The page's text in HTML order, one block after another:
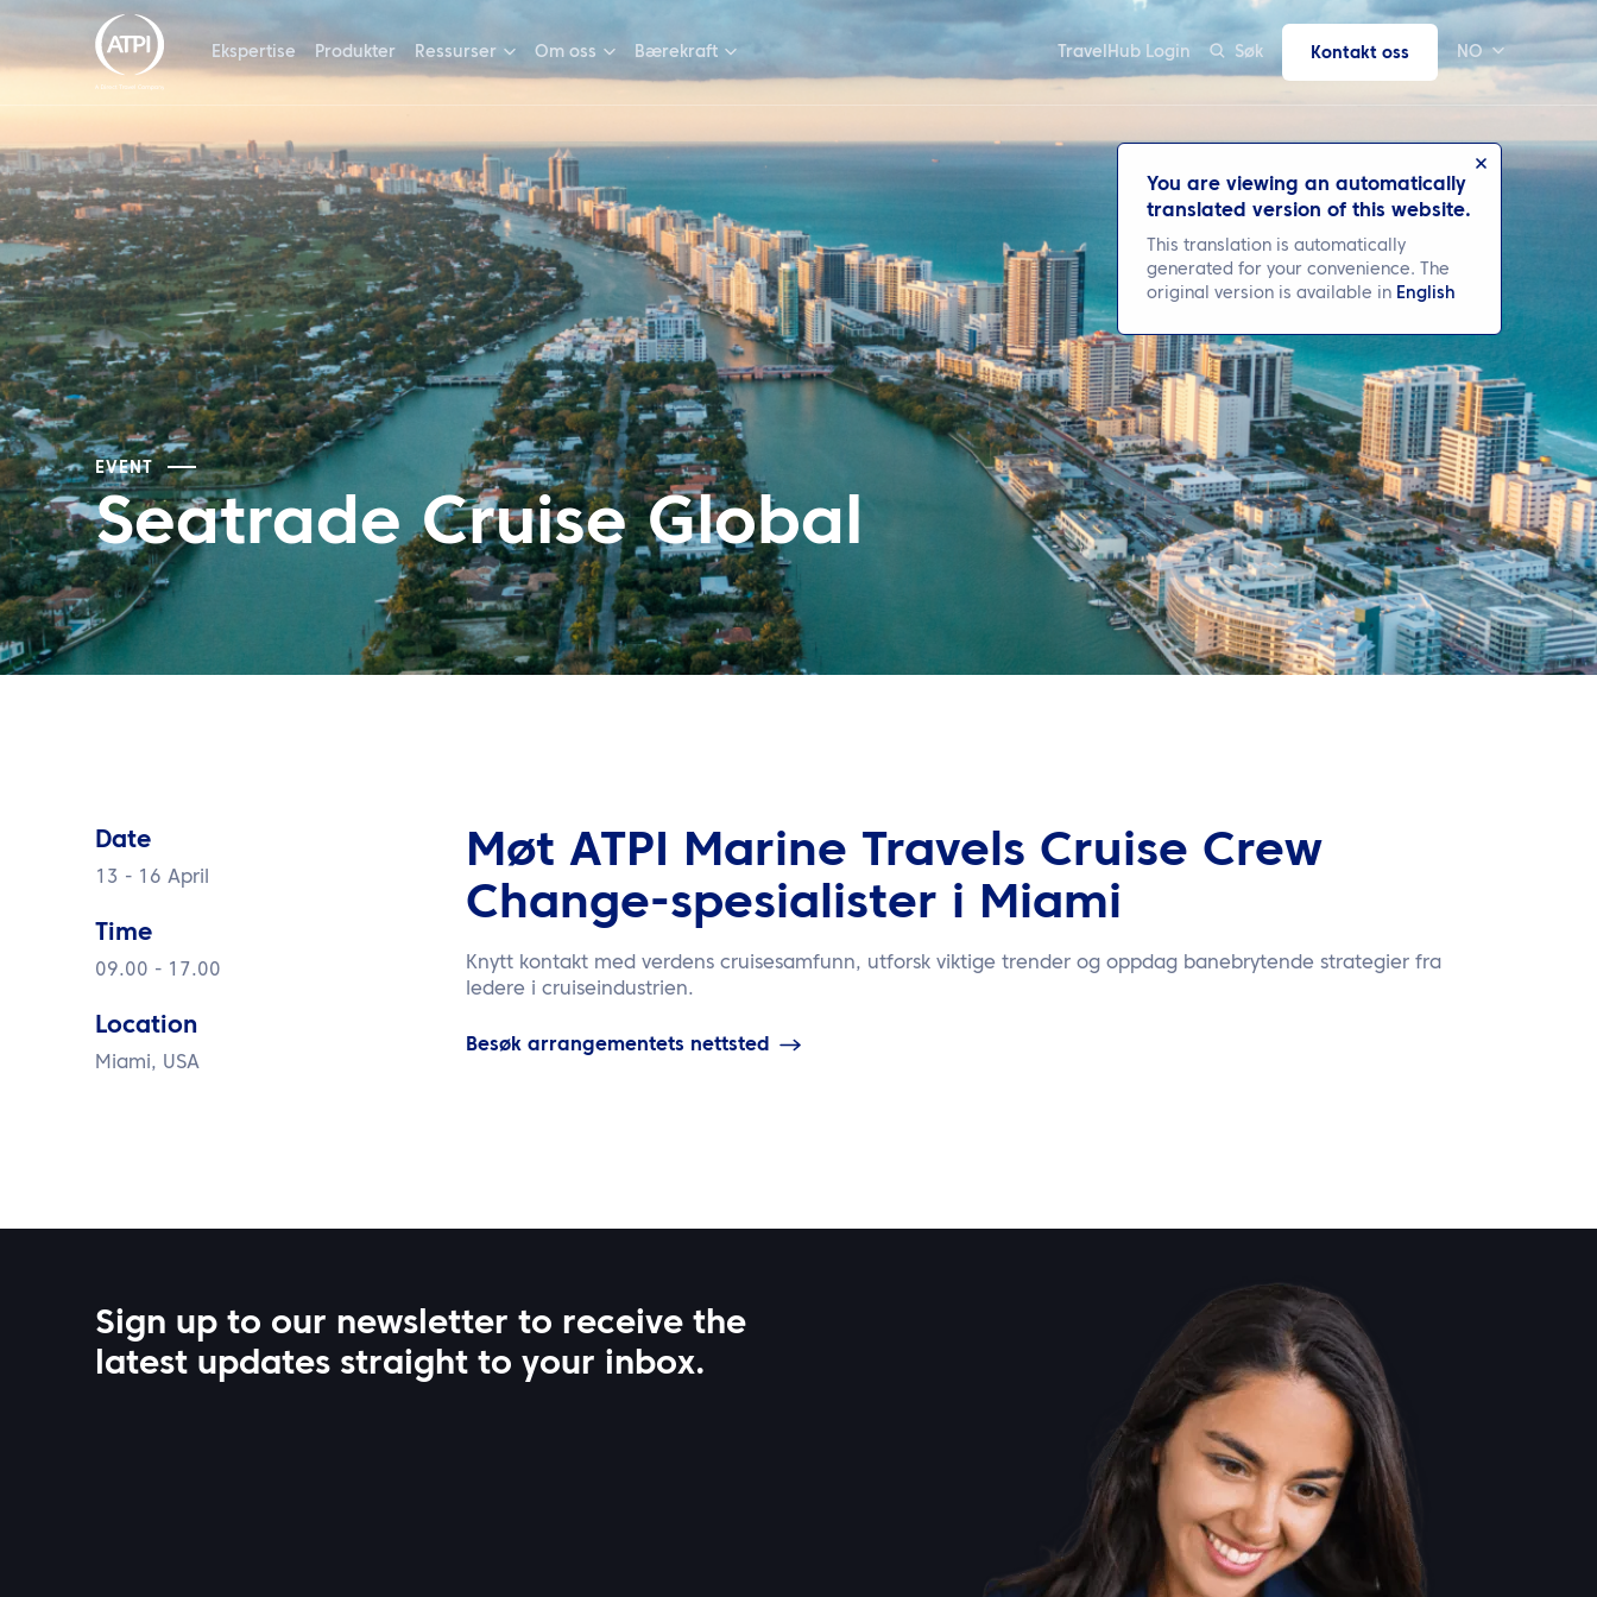
Ekspertise Produkter Ressurser Om oss Bærekraft TravelHub Login Søk Kontakt oss NO
You are viewing an automatically
translated version of this website.
This translation is automatically
generated for your convenience. The
original version is available in English
EVENT
Seatrade Cruise Global
Date
13 - 16 April
Time
09.00 - 17.00
Location
Miami, USA
Møt ATPI Marine Travels Cruise Crew
Change-spesialister i Miami
Knytt kontakt med verdens cruisesamfunn, utforsk viktige trender og oppdag banebrytende strategier fra
ledere i cruiseindustrien.
Besøk arrangementets nettsted
Sign up to our newsletter to receive the
latest updates straight to your inbox.